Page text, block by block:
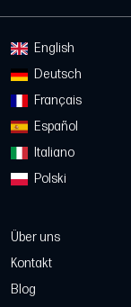
English
Deutsch
Français
Español
Italiano
Polski
Über uns
Kontakt
Blog